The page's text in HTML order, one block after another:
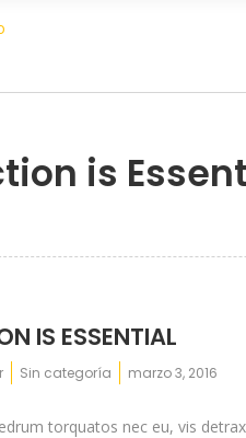
is
IS ESSENTIAL
Sin categoría marzo 3, 2016
torquatos nec eu, vis